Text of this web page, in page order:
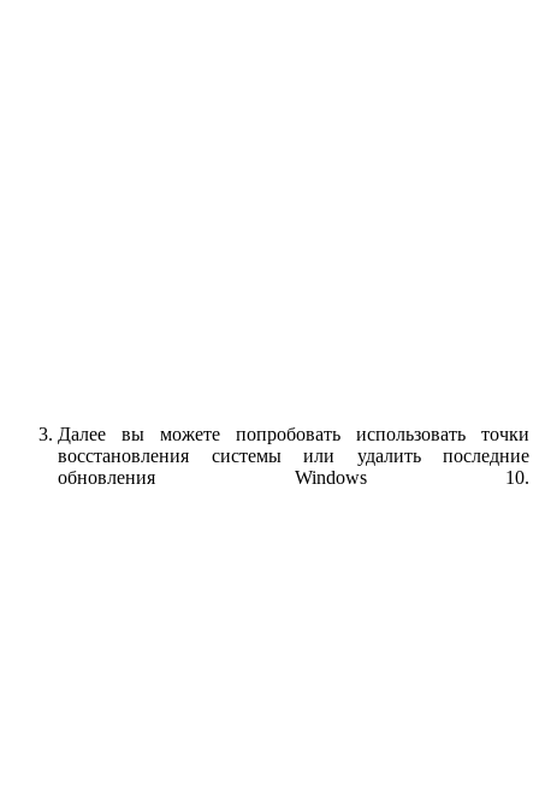
Далее вы можете попробовать использовать точки
восстановления системы или удалить последние
обновления Windows 10.